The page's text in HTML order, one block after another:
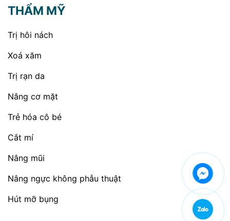
THẨM MỸ
Trị hôi nách
Xoá xăm
Trị rạn da
Nâng cơ mặt
Trẻ hóa cô bé
Cắt mí
Nâng mũi
Nâng ngực không phẫu thuật
Hút mỡ bụng